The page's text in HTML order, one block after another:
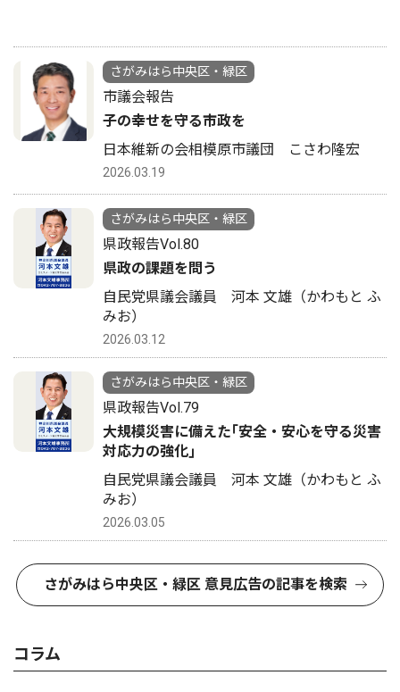
さがみはら中央区・緑区
市議会報告
子の幸せを守る市政を
日本維新の会相模原市議団 こさわ隆宏
2026.03.19
さがみはら中央区・緑区
県政報告Vol.80
県政の課題を問う
自民党県議会議員 河本 文雄（かわもと ふ
みお）
2026.03.12
さがみはら中央区・緑区
県政報告Vol.79
大規模災害に備えた｢安全・安心を守る災害
対応力の強化｣
自民党県議会議員 河本 文雄（かわもと ふ
みお）
2026.03.05
さがみはら中央区・緑区 意見広告の記事を検索
コラム